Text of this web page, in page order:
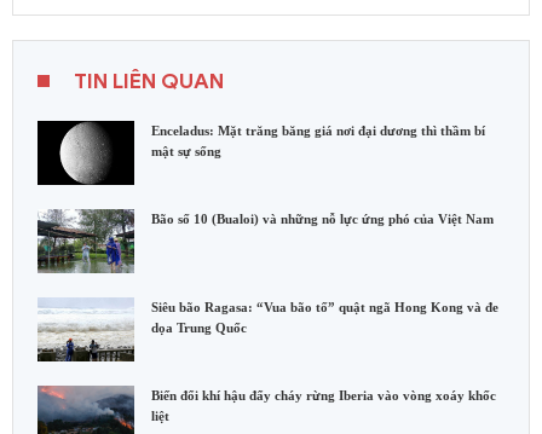
TIN LIÊN QUAN
Enceladus: Mặt trăng băng giá nơi đại dương thì thầm bí
mật sự sống
Bão số 10 (Bualoi) và những nỗ lực ứng phó của Việt Nam
Siêu bão Ragasa: “Vua bão tố” quật ngã Hong Kong và đe
dọa Trung Quốc
Biến đổi khí hậu đẩy cháy rừng Iberia vào vòng xoáy khốc
liệt